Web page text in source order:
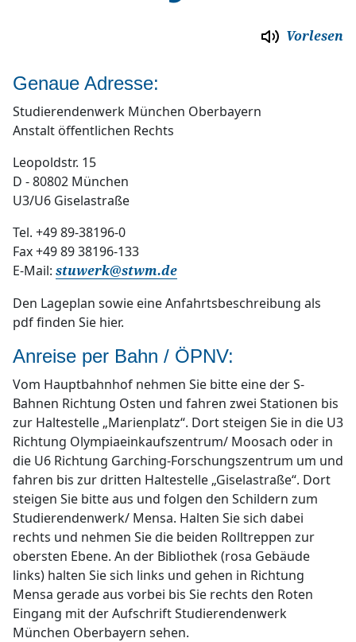
Vorlesen
Genaue Adresse:
Studierendenwerk München Oberbayern
Anstalt öffentlichen Rechts
Leopoldstr. 15
D - 80802 München
U3/U6 Giselastraße
Tel. +49 89-38196-0
Fax +49 89 38196-133
E-Mail: stuwerk@stwm.de
Den Lageplan sowie eine Anfahrtsbeschreibung als
pdf finden Sie hier.
Anreise per Bahn / ÖPNV:
Vom Hauptbahnhof nehmen Sie bitte eine der S-
Bahnen Richtung Osten und fahren zwei Stationen bis
zur Haltestelle „Marienplatz“. Dort steigen Sie in die U3
Richtung Olympiaeinkaufszentrum/ Moosach oder in
die U6 Richtung Garching-Forschungszentrum um und
fahren bis zur dritten Haltestelle „Giselastraße“. Dort
steigen Sie bitte aus und folgen den Schildern zum
Studierendenwerk/ Mensa. Halten Sie sich dabei
rechts und nehmen Sie die beiden Rolltreppen zur
obersten Ebene. An der Bibliothek (rosa Gebäude
links) halten Sie sich links und gehen in Richtung
Mensa gerade aus vorbei bis Sie rechts den Roten
Eingang mit der Aufschrift Studierendenwerk
München Oberbayern sehen.
Fundraising
Partner
Kontakt
Ausschreibungen